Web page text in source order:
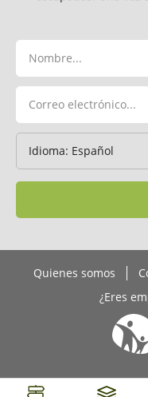
Quienes somos
¿Eres